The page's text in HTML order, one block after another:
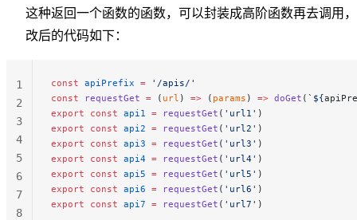
这种返回一个函数的函数，可以封装成高阶函数再去调用
改后的代码如下：
const apiPrefix = '/apis/'
const requestGet = ( url ) => ( params ) => doGet ( `${
export const api1 = requestGet ( 'url1' )
export const api2 = requestGet ( 'url2' )
export const api3 = requestGet ( 'url3' )
export const api4 = requestGet ( 'url4' )
export const api5 = requestGet ( 'url5' )
export const api6 = requestGet ( 'url6' )
export const api7 = requestGet ( 'url7' )
1
2
3
4
5
6
7
8